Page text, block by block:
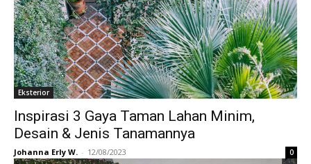
Eksterior
Inspirasi 3 Gaya Taman Lahan Minim,
Desain & Jenis Tanamannya
Johanna Erly W. - 12/08/2023 0